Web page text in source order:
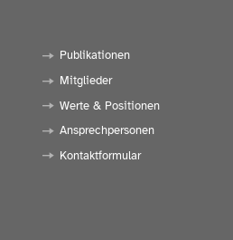
Publikationen
Mitglieder
Werte & Positionen
Ansprechpersonen
Kontaktformular